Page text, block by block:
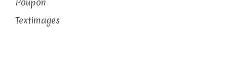
Textimages